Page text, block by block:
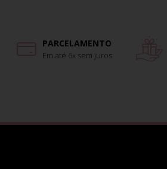
PARCELAMENTO
Em até 6x sem juros